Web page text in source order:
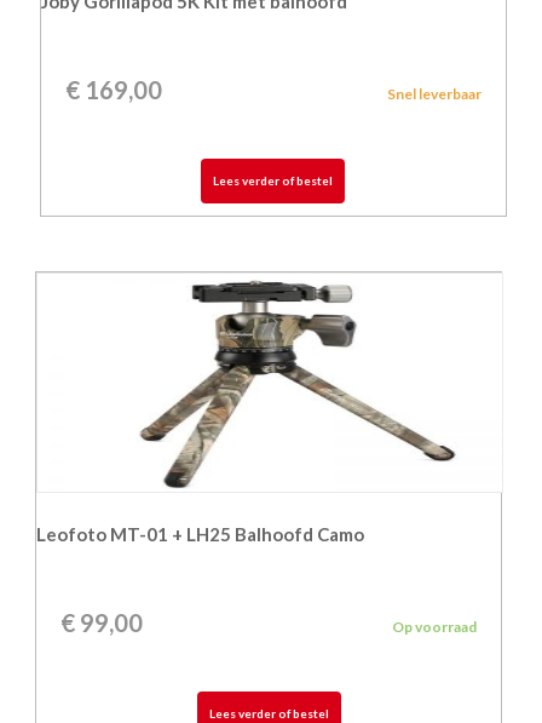
€169,00 Snel leverbaar
Lees verder of bestel
Leofoto MT-01 + LH25 Balhoofd Camo
€ 99,00 Op voorraad
Lees verder of bestel